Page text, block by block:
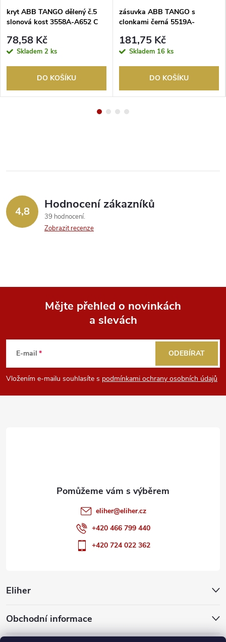
kryt ABB TANGO dělený č.5
slonová kost 3558A-A652 C
78,58 Kč
Skladem 2 ks
DO KOŠÍKU
zásuvka ABB TANGO s
clonkami černá 5519A-
181,75 Kč
Skladem 16 ks
DO KOŠÍKU
4,8 Hodnocení zákazníků
39 hodnocení
Zobrazit recenze
p
Mějte přehled o novinkách
a slevách
E-mail
Vložením e-mailu souhlasíte s podmínkami ochrany osobních údajů
ODEBÍRAT
Eliher
Obchodní informace
eliher@eliher.cz
+420 466 799 440
+420 724 022 362